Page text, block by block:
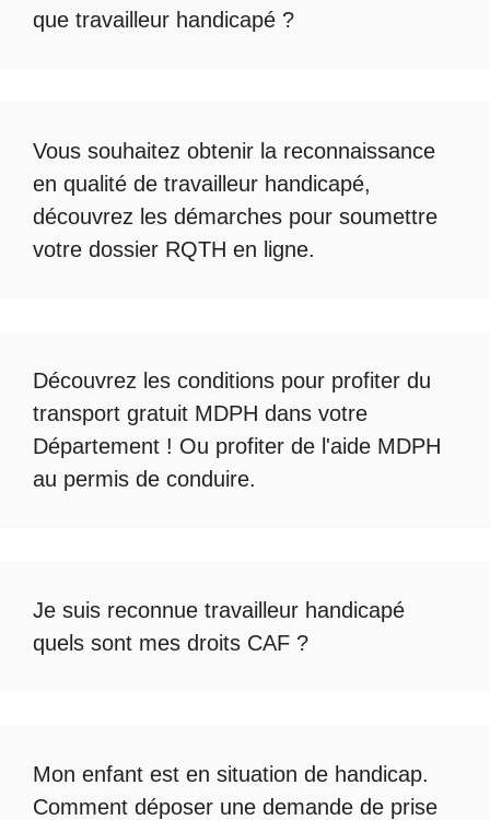
que travailleur handicapé ?
Vous souhaitez obtenir la reconnaissance
en qualité de travailleur handicapé,
découvrez les démarches pour soumettre
votre dossier RQTH en ligne.
Découvrez les conditions pour profiter du
transport gratuit MDPH dans votre
Département ! Ou profiter de l'aide MDPH
au permis de conduire.
Je suis reconnue travailleur handicapé
quels sont mes droits CAF ?
Mon enfant est en situation de handicap.
Comment déposer une demande de prise